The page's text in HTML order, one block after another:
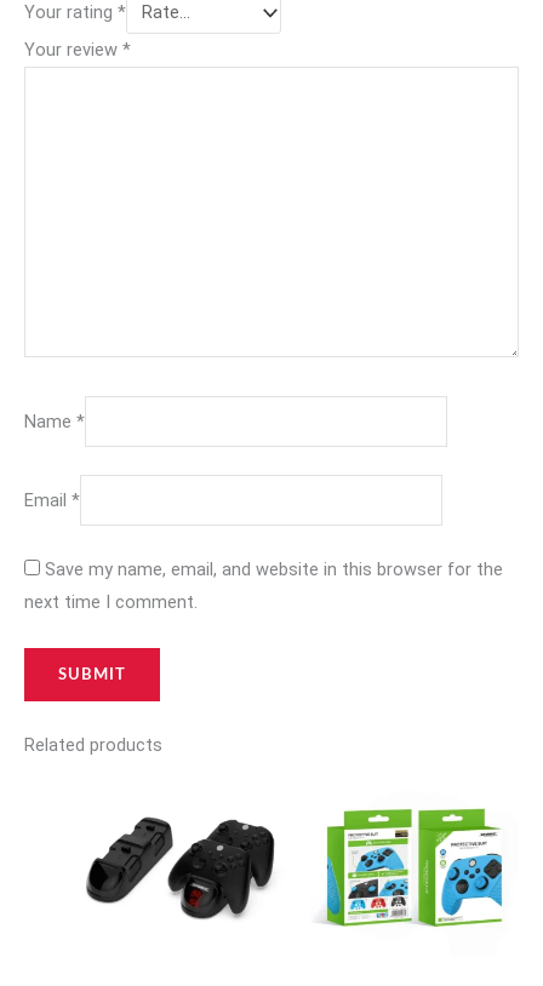
Your rating *
Your review *
Name *
Email *
Save my name, email, and website in this browser for the
next time I comment.
Related products